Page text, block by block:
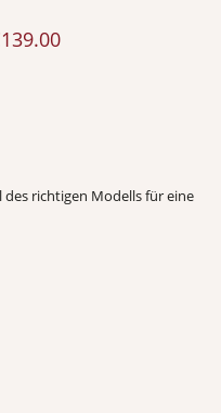
139.00
des richtigen Modells für eine